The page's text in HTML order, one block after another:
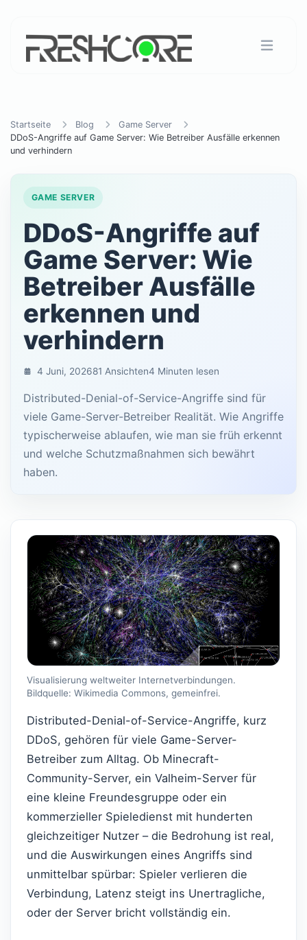
Startseite Blog
Game Server
DDoS-Angriffe auf Game Server: Wie Betreiber Ausfälle erkennen
und verhindern
GAME SERVER
DDoS-Angriffe auf
Game Server: Wie
Betreiber Ausfälle
erkennen und
verhindern
4 Juni, 202681 Ansichten4 Minuten lesen
Distributed-Denial-of-Service-Angriffe sind für
viele Game-Server-Betreiber Realität. Wie Angriffe
typischerweise ablaufen, wie man sie früh erkennt
und welche Schutzmaßnahmen sich bewährt
haben.
Visualisierung weltweiter Internetverbindungen.
Bildquelle: Wikimedia Commons, gemeinfrei.
Distributed-Denial-of-Service-Angriffe, kurz
DDoS, gehören für viele Game-Server-
Betreiber zum Alltag. Ob Minecraft-
Community-Server, ein Valheim-Server für
eine kleine Freundesgruppe oder ein
kommerzieller Spieledienst mit hunderten
gleichzeitiger Nutzer – die Bedrohung ist real,
und die Auswirkungen eines Angriffs sind
unmittelbar spürbar: Spieler verlieren die
Verbindung, Latenz steigt ins Unertragliche,
oder der Server bricht vollständig ein.